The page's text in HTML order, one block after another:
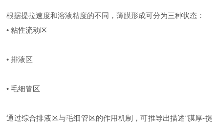
根据提拉速度和溶液粘度的不同，薄膜形成可分为三种状态：
• 粘性流动区
• 排液区
• 毛细管区
通过综合排液区与毛细管区的作用机制，可推导出描述“膜厚-提